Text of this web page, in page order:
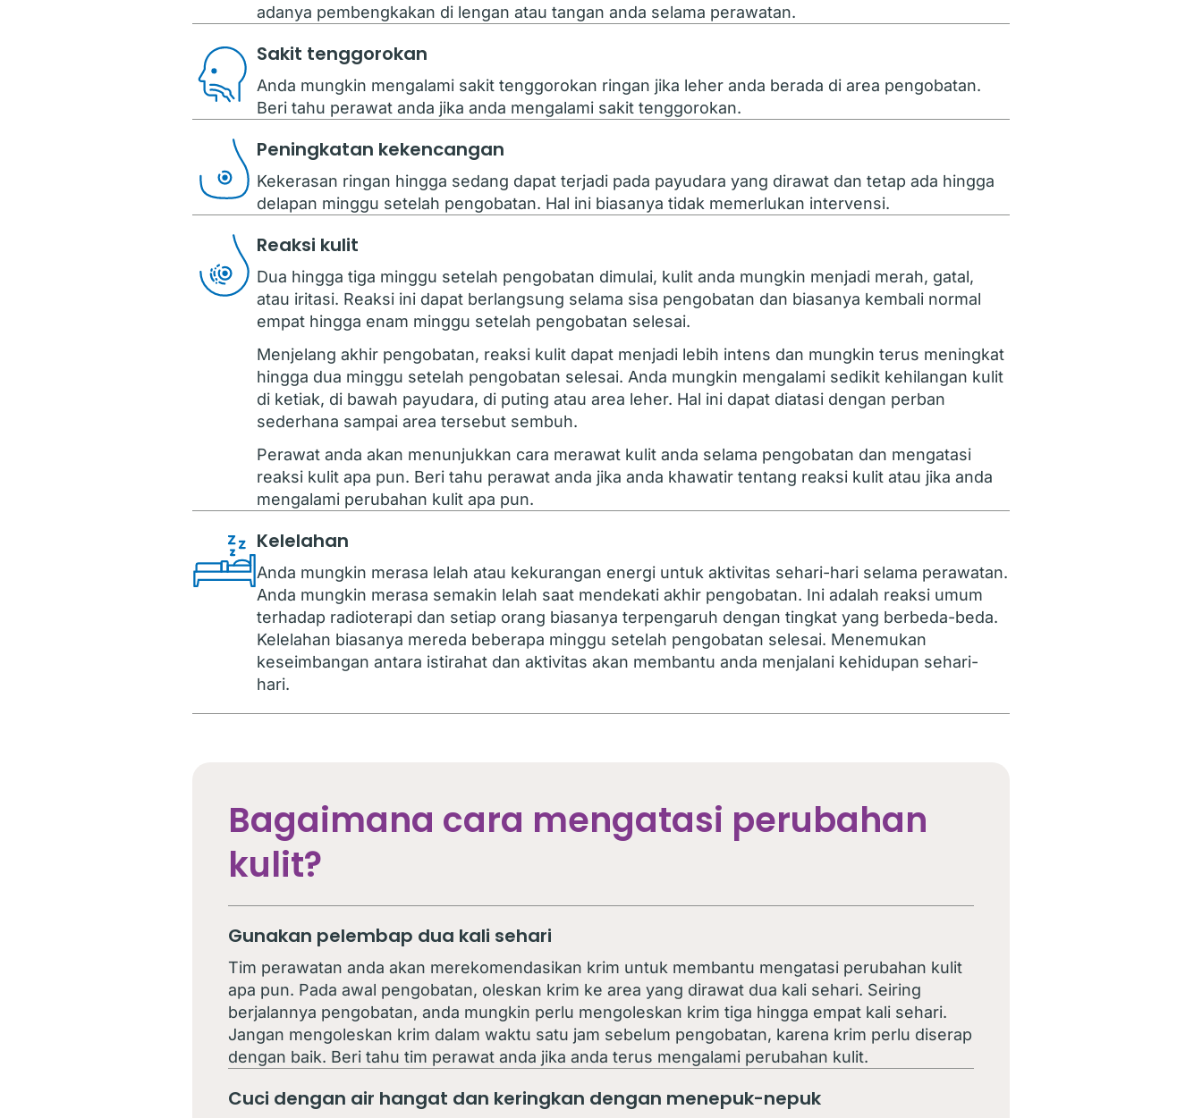
adanya pembengkakan di lengan atau tangan anda selama perawatan.
Sakit tenggorokan
Anda mungkin mengalami sakit tenggorokan ringan jika leher anda berada di area pengobatan.
Beri tahu perawat anda jika anda mengalami sakit tenggorokan.
Peningkatan kekencangan
Kekerasan ringan hingga sedang dapat terjadi pada payudara yang dirawat dan tetap ada hingga
delapan minggu setelah pengobatan. Hal ini biasanya tidak memerlukan intervensi.
Reaksi kulit
Dua hingga tiga minggu setelah pengobatan dimulai, kulit anda mungkin menjadi merah, gatal,
atau iritasi. Reaksi ini dapat berlangsung selama sisa pengobatan dan biasanya kembali normal
empat hingga enam minggu setelah pengobatan selesai.
Menjelang akhir pengobatan, reaksi kulit dapat menjadi lebih intens dan mungkin terus meningkat
hingga dua minggu setelah pengobatan selesai. Anda mungkin mengalami sedikit kehilangan kulit
di ketiak, di bawah payudara, di puting atau area leher. Hal ini dapat diatasi dengan perban
sederhana sampai area tersebut sembuh.
Perawat anda akan menunjukkan cara merawat kulit anda selama pengobatan dan mengatasi
reaksi kulit apa pun. Beri tahu perawat anda jika anda khawatir tentang reaksi kulit atau jika anda
mengalami perubahan kulit apa pun.
Kelelahan
Anda mungkin merasa lelah atau kekurangan energi untuk aktivitas sehari-hari selama perawatan.
Anda mungkin merasa semakin lelah saat mendekati akhir pengobatan. Ini adalah reaksi umum
terhadap radioterapi dan setiap orang biasanya terpengaruh dengan tingkat yang berbeda-beda.
Kelelahan biasanya mereda beberapa minggu setelah pengobatan selesai. Menemukan
keseimbangan antara istirahat dan aktivitas akan membantu anda menjalani kehidupan sehari-
hari.
Bagaimana cara mengatasi perubahan
kulit?
Gunakan pelembap dua kali sehari
Tim perawatan anda akan merekomendasikan krim untuk membantu mengatasi perubahan kulit
apa pun. Pada awal pengobatan, oleskan krim ke area yang dirawat dua kali sehari. Seiring
berjalannya pengobatan, anda mungkin perlu mengoleskan krim tiga hingga empat kali sehari.
Jangan mengoleskan krim dalam waktu satu jam sebelum pengobatan, karena krim perlu diserap
dengan baik. Beri tahu tim perawat anda jika anda terus mengalami perubahan kulit.
Cuci dengan air hangat dan keringkan dengan menepuk-nepuk